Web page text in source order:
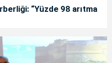
“Yüzde 98 arıtma